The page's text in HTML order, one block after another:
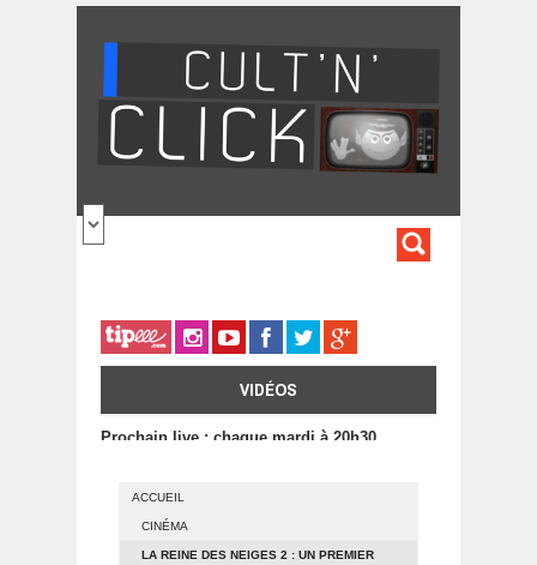
VIDÉOS
Prochain live : chaque mardi à 20h30
ACCUEIL
CINÉMA
LA REINE DES NEIGES 2 : UN PREMIER